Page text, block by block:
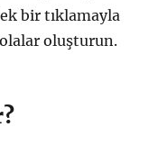
bir tıklamayla
oluşturun.